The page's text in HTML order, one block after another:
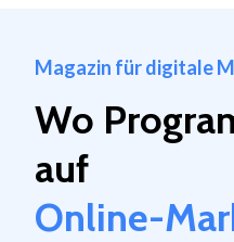
Magazin für digitale
Wo
auf
Online-